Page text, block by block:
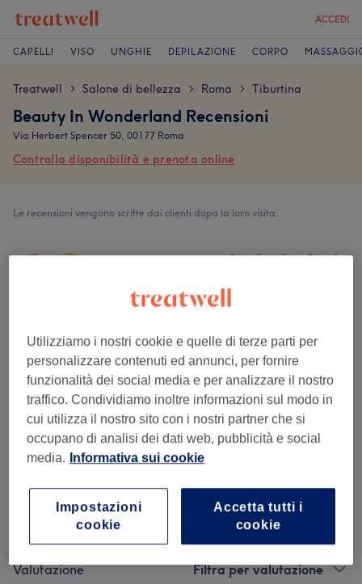
ACCEDI
CAPELLI VISO UNGHIE DEPILAZIONE CORPO
Treatwell > Salone di bellezza > Roma > Tiburtina
Beauty In Wonderland Recensioni
Via Herbert Spencer 50, 00177 Roma
Controlla disponibilità e prenota online
Le recensioni vengono scritte dai clienti dopo la loro visita.
4,9
Pulizia
Staff
Trattamento Tutti i trattamenti
Valutazione Filtra per valutazione
Utilizziamo i nostri cookie e quelle di terze parti per
personalizzare contenuti ed annunci, per fornire
funzionalità dei social media e per analizzare il nostro
traffico. Condividiamo inoltre informazioni sul modo in
cui utilizza il nostro sito con i nostri partner che si
occupano di analisi dei dati web, pubblicità e social
media.
Informativa sui cookie
Accetta tutti i
cookie
Impostazioni
cookie